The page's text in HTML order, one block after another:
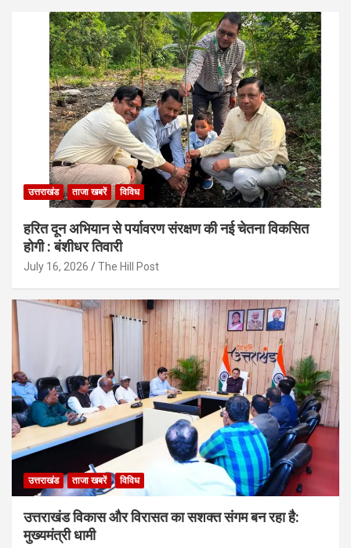
उत्तराखंड ताजा खबरें विविध
हरित दून अभियान से पर्यावरण संरक्षण की नई चेतना विकसित
होगी : बंशीधर तिवारी
July 16, 2026 The Hill Post
उत्तराखंड ताजा खबरें विविध
उत्तराखंड विकास और विरासत का सशक्त संगम बन रहा है:
मुख्यमंत्री धामी